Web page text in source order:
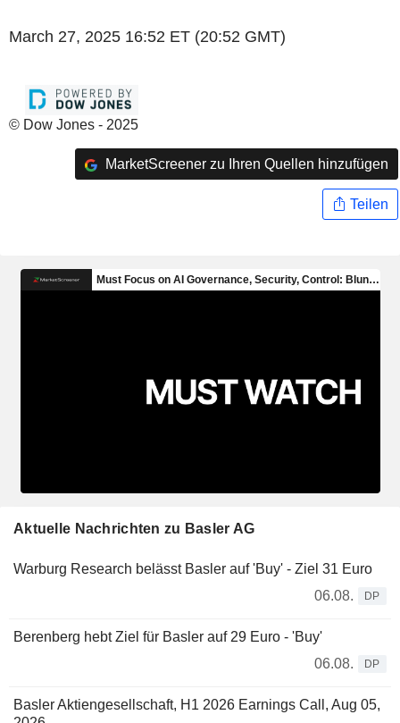
March 27, 2025 16:52 ET (20:52 GMT)
© Dow Jones - 2025
MarketScreener zu Ihren Quellen hinzufügen
Teilen
Aktuelle Nachrichten zu Basler AG
Warburg Research belässt Basler auf 'Buy' - Ziel 31 Euro
06.08.
DP
Berenberg hebt Ziel für Basler auf 29 Euro - 'Buy'
06.08.
DP
Basler Aktiengesellschaft, H1 2026 Earnings Call, Aug 05,